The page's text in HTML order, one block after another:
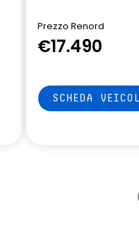
Prezzo Renord
€17.490
SCHEDA